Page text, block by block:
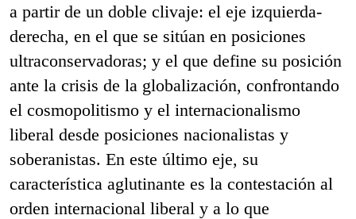
a partir de un doble clivaje: el eje izquierda-
derecha, en el que se sitúan en posiciones
ultraconservadoras; y el que define su posición
ante la crisis de la globalización, confrontando
el cosmopolitismo y el internacionalismo
liberal desde posiciones nacionalistas y
soberanistas. En este último eje, su
característica aglutinante es la contestación al
orden internacional liberal y a lo que